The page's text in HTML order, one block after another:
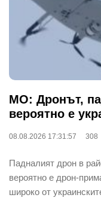
МО: Дронът,
вероятно е
08.08.2026 17:31:57 308
Падналият дрон в
вероятно е дрон-
широко от